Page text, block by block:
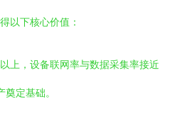
以下核心价值：
上，设备联网率与数据采集率接近
定基础。